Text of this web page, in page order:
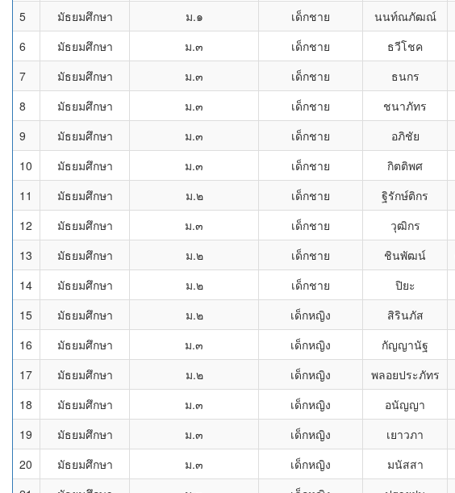
5
มัธยมศึกษา ม.๑ เด็กชาย นนท์ณภัฒณ์
6
มัธยมศึกษา ม.๓ เด็กชาย ธวีโชค
7
มัธยมศึกษา ม.๓ เด็กชาย ธนกร
8
มัธยมศึกษา ม.๓ เด็กชาย ชนาภัทร
9
มัธยมศึกษา ม.๓ เด็กชาย อภิชัย
10
มัธยมศึกษา ม.๓ เด็กชาย กิตติพศ
11
มัธยมศึกษา ม.๒ เด็กชาย ฐิรักษ์ติกร
12
มัธยมศึกษา ม.๓ เด็กชาย วุฒิกร
13
มัธยมศึกษา ม.๒ เด็กชาย ชินพัฒน์
14
มัธยมศึกษา ม.๒ เด็กชาย ปิยะ
15
มัธยมศึกษา ม.๒ เด็กหญิง สิรินภัส
16
มัธยมศึกษา ม.๓ เด็กหญิง กัญญานัฐ
17
มัธยมศึกษา ม.๒ เด็กหญิง พลอยประภัทร
18
มัธยมศึกษา ม.๓ เด็กหญิง อนัญญา
19
มัธยมศึกษา ม.๓ เด็กหญิง เยาวภา
20
มัธยมศึกษา ม.๓ เด็กหญิง มนัสสา